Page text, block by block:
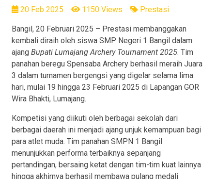
20 Feb 2025 1150 Views Prestasi
Bangil, 20 Februari 2025 – Prestasi membanggakan
kembali diraih oleh siswa SMP Negeri 1 Bangil dalam
ajang Bupati Lumajang Archery Tournament 2025. Tim
panahan beregu Spensaba Archery berhasil meraih Juara
3 dalam turnamen bergengsi yang digelar selama lima
hari, mulai 19 hingga 23 Februari 2025 di Lapangan GOR
Wira Bhakti, Lumajang.
Kompetisi yang diikuti oleh berbagai sekolah dari
berbagai daerah ini menjadi ajang unjuk kemampuan bagi
para atlet muda. Tim panahan SMPN 1 Bangil
menunjukkan performa terbaiknya sepanjang
pertandingan, bersaing ketat dengan tim-tim kuat lainnya
hingga akhirnya berhasil membawa pulang medali